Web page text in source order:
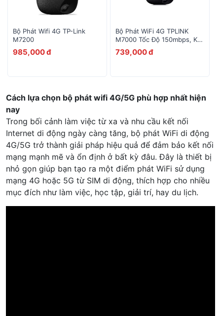
Bộ Phát Wifi 4G TP-Link
M7200
985,000 đ
Bộ Phát WiFi 4G TPLINK
M7000 Tốc Độ 150mbps, Kết
Nối 10 Máy
739,000 đ
Cách lựa chọn bộ phát wifi 4G/5G phù hợp nhất hiện
nay
Trong bối cảnh làm việc từ xa và nhu cầu kết nối
Internet di động ngày càng tăng, bộ phát WiFi di động
4G/5G trở thành giải pháp hiệu quả để đảm bảo kết nối
mạng mạnh mẽ và ổn định ở bất kỳ đâu. Đây là thiết bị
nhỏ gọn giúp bạn tạo ra một điểm phát WiFi sử dụng
mạng 4G hoặc 5G từ SIM di động, thích hợp cho nhiều
mục đích như làm việc, học tập, giải trí, hay du lịch.